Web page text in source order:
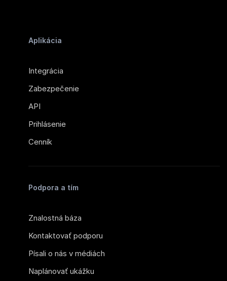
Aplikácia
Integrácia
Zabezpečenie
API
Prihlásenie
Cenník
Podpora a tím
Znalostná báza
Kontaktovať podporu
Písali o nás v médiách
Naplánovať ukážku